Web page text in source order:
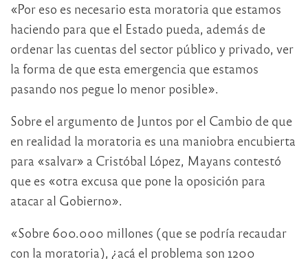
«Por eso es necesario esta moratoria que estamos
haciendo para que el Estado pueda, además de
ordenar las cuentas del sector público y privado, ver
la forma de que esta emergencia que estamos
pasando nos pegue lo menor posible».
Sobre el argumento de Juntos por el Cambio de que
en realidad la moratoria es una maniobra encubierta
para «salvar» a Cristóbal López, Mayans contestó
que es «otra excusa que pone la oposición para
atacar al Gobierno».
«Sobre 600.000 millones (que se podría recaudar
con la moratoria), ¿acá el problema son 1200